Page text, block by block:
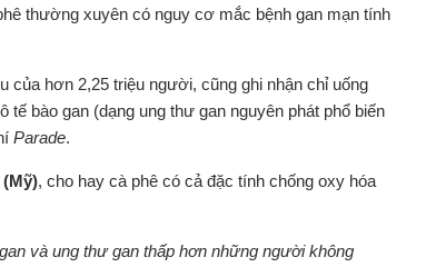
thường xuyên có nguy cơ mắc bệnh gan mạn tính
của hơn 2,25 triệu người, cũng ghi nhận chỉ uống
bào gan (dạng ung thư gan nguyên phát phổ biến
Parade.
, cho hay cà phê có cả đặc tính chống oxy hóa
và ung thư gan thấp hơn những người không